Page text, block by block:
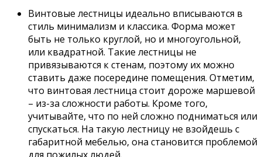
Винтовые лестницы идеально вписываются в
стиль минимализм и классика. Форма может
быть не только круглой, но и многоугольной,
или квадратной. Такие лестницы не
привязываются к стенам, поэтому их можно
ставить даже посередине помещения. Отметим,
что винтовая лестница стоит дороже маршевой
– из-за сложности работы. Кроме того,
учитывайте, что по ней сложно подниматься или
спускаться. На такую лестницу не взойдешь с
габаритной мебелью, она становится проблемой